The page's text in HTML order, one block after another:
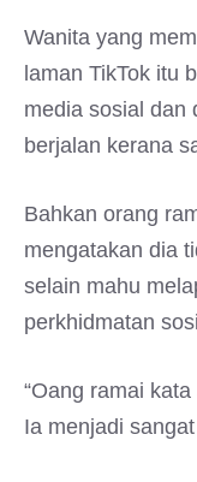
Wanita yang
laman TikTok itu
media sosial dan
berjalan kerana
Bahkan orang
mengatakan dia
selain mahu
perkhidmatan
“Oang ramai
Ia menjadi